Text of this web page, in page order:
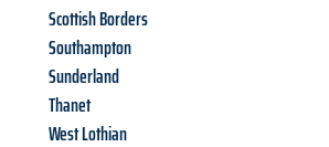
Scottish Borders
Southampton
Sunderland
Thanet
West Lothian